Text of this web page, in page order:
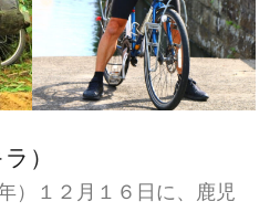
）
）１２月１６日に、鹿児